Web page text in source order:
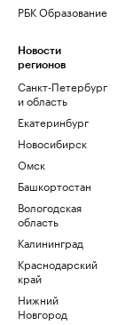
РБК Образование
Новости
регионов
Санкт-Петербург
и область
Екатеринбург
Новосибирск
Омск
Башкортостан
Вологодская
область
Калининград
Краснодарский
край
Нижний
Новгород